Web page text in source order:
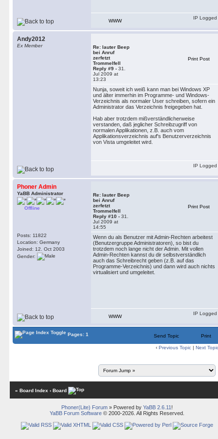
WWW
IP Logged
Andy2012
Ex Member
Re: lauter Beep
bei Anruf
zerfetzt
Trommelfell
Reply #9 - 31.
Jul 2009 at
13:23
Print Post
Nunja, soweit ich weiß kann man bei Windows XP
und älter immerhin im Programme- und Windows-
Verzeichnis als normaler User schreiben, sofern ein
Administrator das Verzeichnis freigegeben hat.
Hab aber trotzdem mißverständlicherweise
verstanden, daß jeglicher Schreibzugriff von
normalen Applikationen, z.B. auch vom
Applikationsverzeichnis auf's Benutzerverzeichnis
von Vista umgeleitet wird.
IP Logged
Phoner Admin
YaBB Administrator
Offline
Posts: 11822
Location: Germany
Joined: 12. Oct 2003
Gender:
Re: lauter Beep
bei Anruf
zerfetzt
Trommelfell
Reply #10 - 31.
Jul 2009 at
14:55
Print Post
Wenn du als Benutzer mit Admin-Rechten arbeitest
(Benutzergruppe Administratoren), so bist du
trotzdem noch lange nicht der Admin. Mit vollen
Admin-Rechten kannst du dir selbstverständlich
auch das Schreibrecht geben (z.B. auf das
Programme-Verzeichnis) und dann wird auch nichts
virtualisiert und umgeleitet.
WWW
IP Logged
Pages: 1 Send Topic Print
‹ Previous Topic | Next
« Board Index ‹ Board
Phoner(Lite) Forum» Powered by YaBB 2.6.11 !
YaBB Forum Software© 2000-2026. All Rights Reserved.